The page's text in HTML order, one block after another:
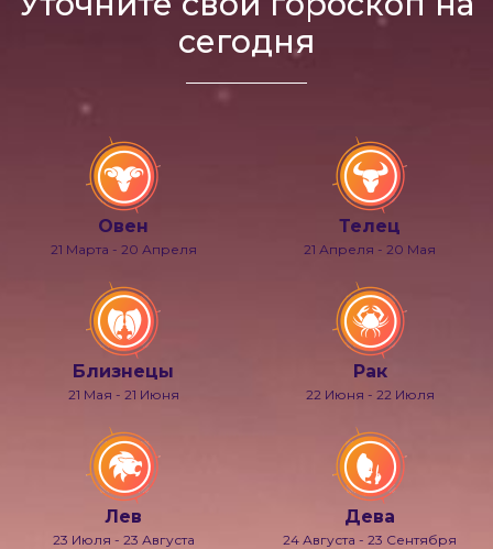
сегодня
Овен
21 Марта - 20 Апреля
Телец
21 Апреля - 20 Мая
Близнецы
21 Мая - 21 Июня
Рак
22 Июня - 22 Июля
Лев
23 Июля - 23 Августа
Дева
24 Августа - 23 Сентября